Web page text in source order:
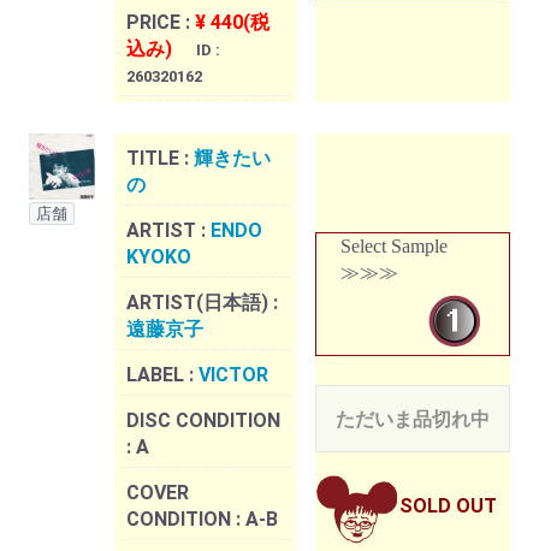
PRICE : ¥ 440(税
込み)
ID :
260320162
店舗
TITLE : 輝きたい
の
ARTIST : ENDO
KYOKO
ARTIST(日本語) :
遠藤京子
LABEL : VICTOR
DISC CONDITION
: A
COVER
CONDITION : A-B
Select Sample
≫≫≫
ただいま品切れ中
SOLD OUT